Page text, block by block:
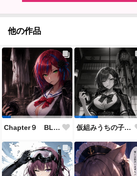
他の作品
Chapter９ BLACK OUT 生存者側伴 緋聖の設定とストーリーに使用した画像 仮組みうちの子28人目にしてずっと作りたかった仕事人ポジション。